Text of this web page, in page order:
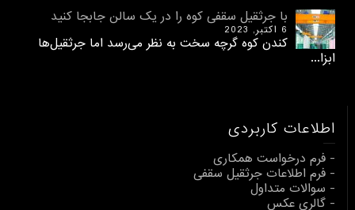
با جرثقیل سقفی کوه را در یک سالن جابجا کنید
6 اکتبر, 2023
کندن کوه گرچه سخت به نظر می‌رسد اما جرثقیل‌ها
ابزا...
اطلاعات کاربردی
- فرم درخواست همکاری
- فرم اطلاعات جرثقیل سقفی
- سوالات متداول
- گالری عکس